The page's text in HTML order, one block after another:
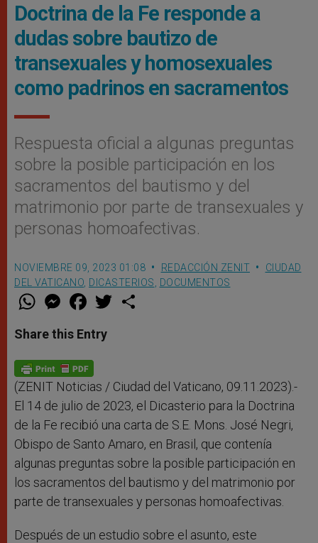
Doctrina de la Fe responde a
dudas sobre bautizo de
transexuales y homosexuales
como padrinos en sacramentos
Respuesta oficial a algunas preguntas
sobre la posible participación en los
sacramentos del bautismo y del
matrimonio por parte de transexuales y
personas homoafectivas.
NOVIEMBRE 09, 2023 01:08 REDACCIÓN ZENIT
CIUDAD
DEL VATICANO DICASTERIOS DOCUMENTOS
W
t
s
p
p
M
e
s
e
g
e
r
F
a
e
b
o
k
w
Share this Entry
(ZENIT Noticias / Ciudad del Vaticano, 09.11.2023).-
El 14 de julio de 2023, el Dicasterio para la Doctrina
de la Fe recibió una carta de S.E. Mons. José Negri,
Obispo de Santo Amaro, en Brasil, que contenía
algunas preguntas sobre la posible participación en
los sacramentos del bautismo y del matrimonio por
parte de transexuales y personas homoafectivas.
Después de un estudio sobre el asunto, este